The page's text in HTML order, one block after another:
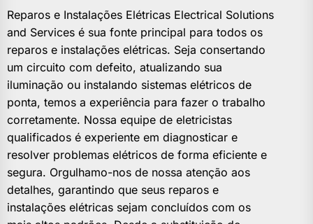
Reparos e Instalações Elétricas Electrical Solutions
and Services é sua fonte principal para todos os
reparos e instalações elétricas. Seja consertando
um circuito com defeito, atualizando sua
iluminação ou instalando sistemas elétricos de
ponta, temos a experiência para fazer o trabalho
corretamente. Nossa equipe de eletricistas
qualificados é experiente em diagnosticar e
resolver problemas elétricos de forma eficiente e
segura. Orgulhamo-nos de nossa atenção aos
detalhes, garantindo que seus reparos e
instalações elétricas sejam concluídos com os